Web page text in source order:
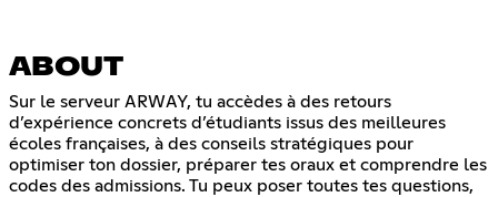
ABOUT
Sur le serveur ARWAY, tu accèdes à des retours
d’expérience concrets d’étudiants issus des meilleures
écoles françaises, à des conseils stratégiques pour
optimiser ton dossier, préparer tes oraux et comprendre les
codes des admissions. Tu peux poser toutes tes questions,